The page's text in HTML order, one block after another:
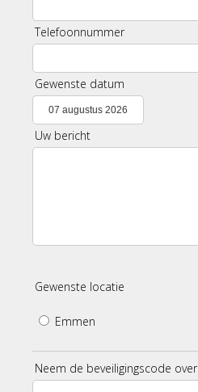
Telefoonnummer
Gewenste datum
Uw bericht
Gewenste locatie
Emmen
Neem de beveiligingscode over